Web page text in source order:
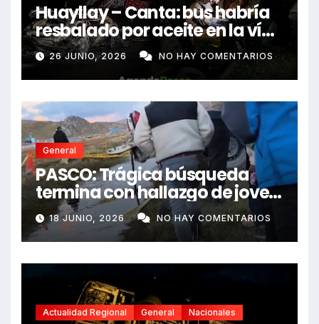
Huayllay – Canta: bus habría
resbalado por aceite en la vía
e impactó auto siniestrado
dejando dos fallecidos
26 JUNIO, 2026 NO HAY COMENTARIOS
General
PASCO: Trágica búsqueda
termina con hallazgo de joven
sin vida en Rancas
18 JUNIO, 2026 NO HAY COMENTARIOS
Actualidad Regional General Nacionales